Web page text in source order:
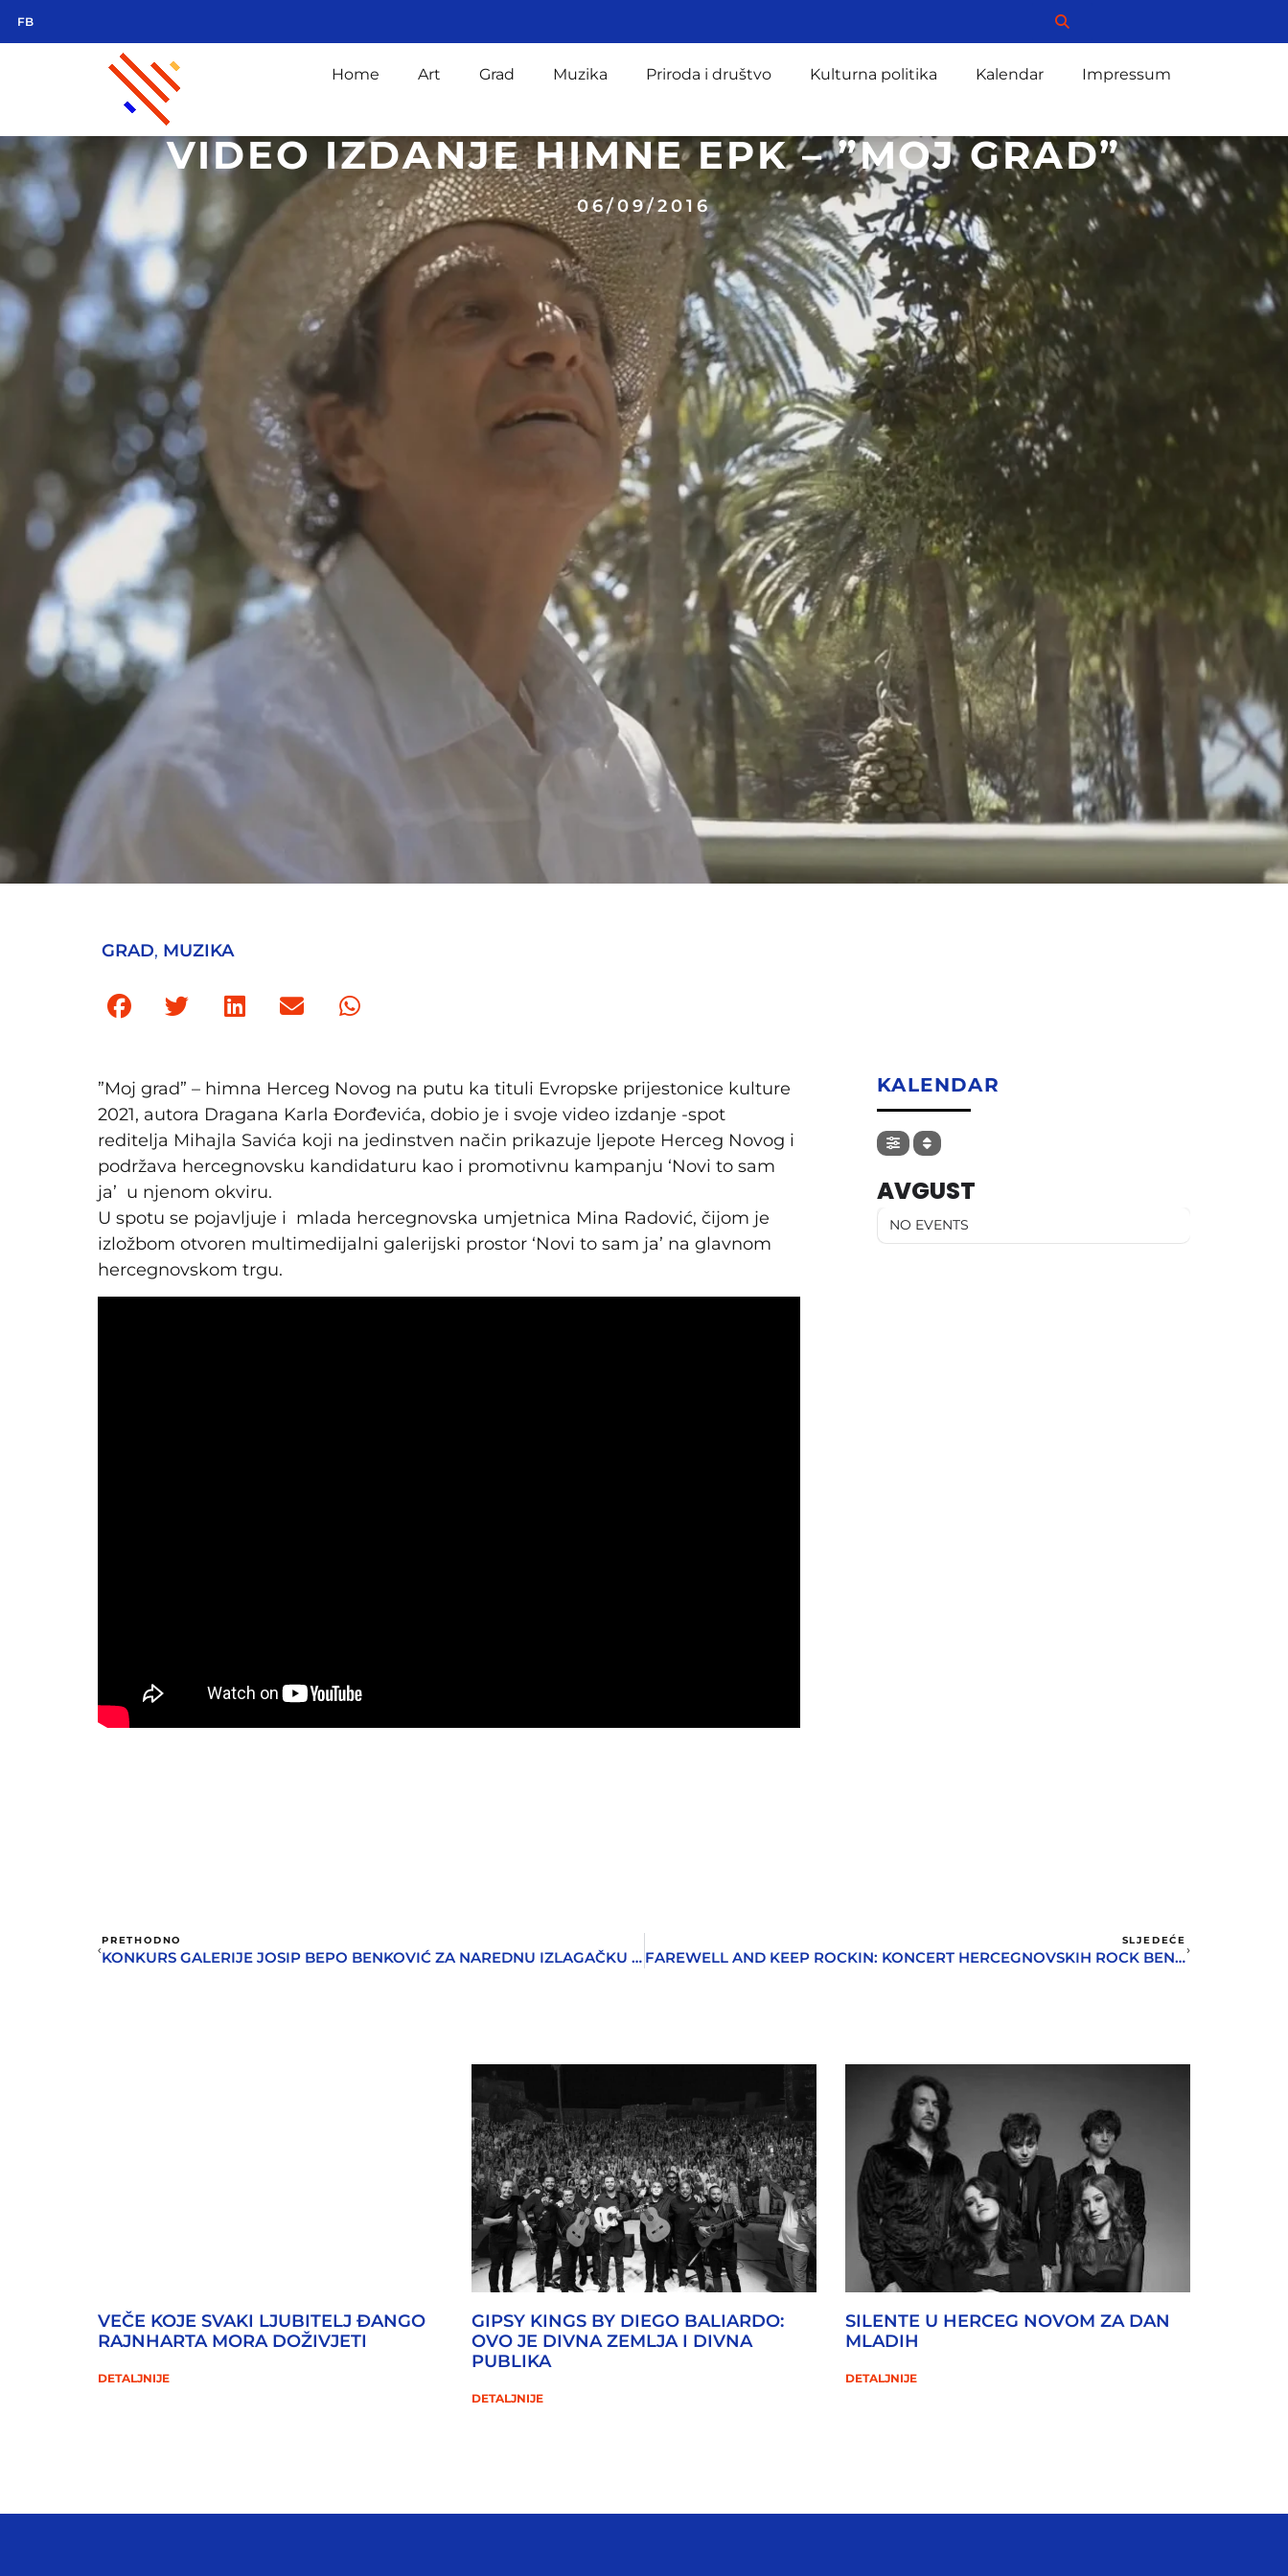
FB
Home Art Grad Muzika Priroda i društvo Kulturna politika Kalendar Impressum
VIDEO IZDANJE HIMNE EPK – ”MOJ GRAD”
06/09/2016
GRAD, MUZIKA
”Moj grad” – himna Herceg Novog na putu ka tituli Evropske prijestonice kulture
2021, autora Dragana Karla Đorđevića, dobio je i svoje video izdanje -spot
reditelja Mihajla Savića koji na jedinstven način prikazuje ljepote Herceg Novog i
podržava hercegnovsku kandidaturu kao i promotivnu kampanju ‘Novi to sam
ja’ u njenom okviru.
U spotu se pojavljuje i mlada hercegnovska umjetnica Mina Radović, čijom je
izložbom otvoren multimedijalni galerijski prostor ‘Novi to sam ja’ na glavnom
hercegnovskom trgu.
KALENDAR
AVGUST
NO EVENTS
PRETHODNO
KONKURS GALERIJE JOSIP BEPO BENKOVIĆ ZA NAREDNU IZLAGAČKU SEZONU
SLJEDEĆE
FAREWELL AND KEEP ROCKIN: KONCERT HERCEGNOVSKIH ROCK BENDOVA ZA KRAJ HSF-A
VEČE KOJE SVAKI LJUBITELJ ĐANGO
RAJNHARTA MORA DOŽIVJETI
DETALJNIJE
GIPSY KINGS BY DIEGO BALIARDO:
OVO JE DIVNA ZEMLJA I DIVNA
PUBLIKA
DETALJNIJE
SILENTE U HERCEG NOVOM ZA DAN
MLADIH
DETALJNIJE